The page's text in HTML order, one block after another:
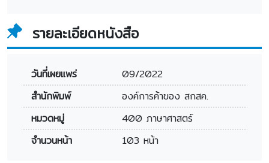
รายละเอียดหนังสือ
วันที่เผยแพร่
09/2022
สำนักพิมพ์
องค์การค้าของ สกสค.
หมวดหมู่
400 ภาษาศาสตร์
จำนวนหน้า
103 หน้า